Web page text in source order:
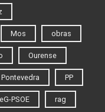
Mos obras
Ourense
Pontevedra PP
PSOE rag